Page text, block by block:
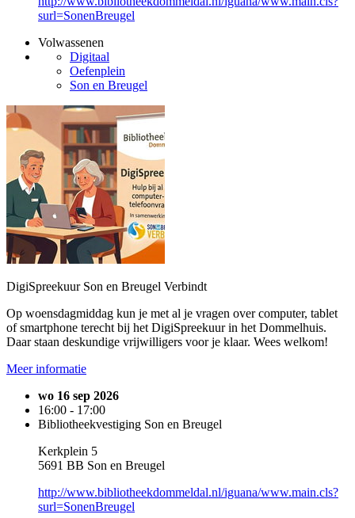
surl=SonenBreugel
Volwassenen
Digitaal
Oefenplein
Son en Breugel
DigiSpreekuur Son en Breugel Verbindt
Op woensdagmiddag kun je met al je vragen over computer, tablet
of smartphone terecht bij het DigiSpreekuur in het Dommelhuis.
Daar staan deskundige vrijwilligers voor je klaar. Wees welkom!
Meer informatie
wo 16 sep 2026
16:00 - 17:00
Bibliotheekvestiging Son en Breugel
Kerkplein 5
5691 BB Son en Breugel
http://www.bibliotheekdommeldal.nl/iguana/www.main.cls?
surl=SonenBreugel